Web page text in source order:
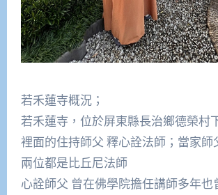
若禾蓮寺概況；
若禾蓮寺，位於屏東縣長治鄉德榮村
裡面的住持師父 釋心詮法師；當家師
兩位都是比丘尼法師
心詮師父 曾在佛學院擔任講師多年也